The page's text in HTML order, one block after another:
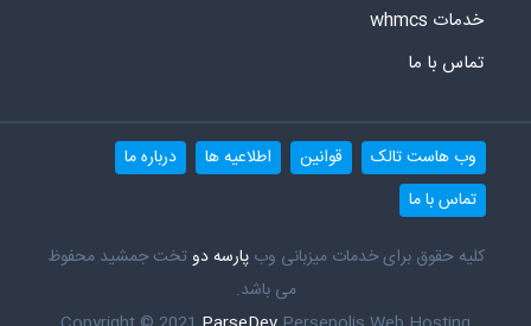
خدمات whmcs
تماس با ما
وب هاست تالک قوانین اطلاعیه ها
درباره ما
تماس با ما
کلیه حقوق برای خدمات میزبانی وبپارسه دوتخت جمشید محفوظ
می باشد.